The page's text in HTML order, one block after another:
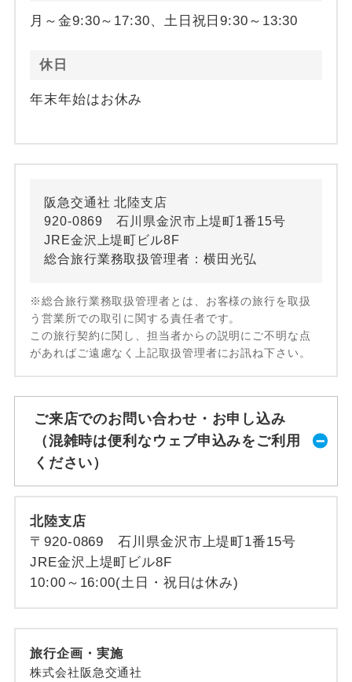
月～金9:30～17:30、土日祝日9:30～13:30
休日
年末年始はお休み
阪急交通社 北陸支店
920-0869 石川県金沢市上堤町1番15号
JRE金沢上堤町ビル8F
総合旅行業務取扱管理者：横田光弘
※総合旅行業務取扱管理者とは、お客様の旅行を取扱
う営業所での取引に関する責任者です。
この旅行契約に関し、担当者からの説明にご不明な点
があればご遠慮なく上記取扱管理者にお訊ね下さい。
ご来店でのお問い合わせ・お申し込み
（混雑時は便利なウェブ申込みをご利用
ください）
北陸支店
〒920-0869 石川県金沢市上堤町1番15号
JRE金沢上堤町ビル8F
10:00～16:00(土日・祝日は休み)
旅行企画・実施
株式会社阪急交通社